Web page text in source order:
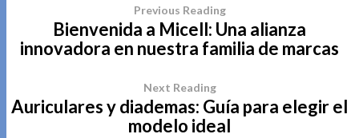
Previous Reading
Bienvenida a Micell: Una alianza
innovadora en nuestra familia de marcas
Next Reading
Auriculares y diademas: Guía para elegir el
modelo ideal